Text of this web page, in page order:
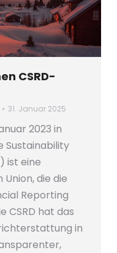
CSRD-
31. Januar 2025
2023 in
ist eine
die die
Reporting
CSRD hat das
in